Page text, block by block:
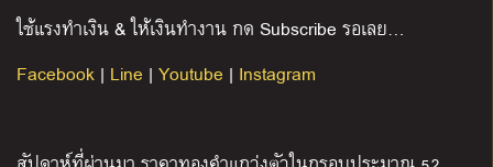
ใช้แรงทำเงิน & ให้เงินทำงาน กด Subscribe รอเลย…
Facebook | Line | Youtube | Instagram